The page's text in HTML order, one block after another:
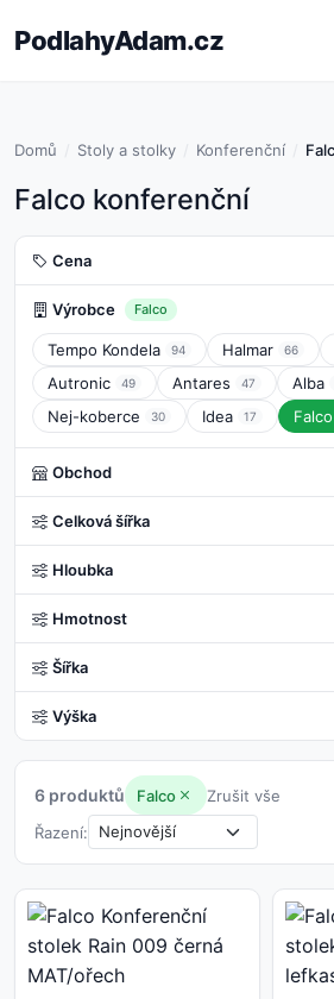
PodlahyAdam.cz
Domů Stoly a stolky Konferenční
Falco konferenční
Cena
Výrobce Falco
Tempo Kondela 94 Halmar 66
Autronic 49 Antares 47 Alba
Nej-koberce 30 Idea 17 Falco
Obchod
Celková šířka
Hloubka
Hmotnost
Šířka
Výška
6 produktů Falco
Zrušit vše
Řazení: